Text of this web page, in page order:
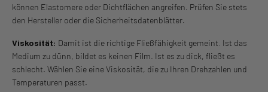
können Elastomere oder Dichtflächen angreifen. Prüfen Sie stets
den Hersteller oder die Sicherheitsdatenblätter.
Viskosität: Damit ist die richtige Fließfähigkeit gemeint. Ist das
Medium zu dünn, bildet es keinen Film. Ist es zu dick, fließt es
schlecht. Wählen Sie eine Viskosität, die zu Ihren Drehzahlen und
Temperaturen passt.